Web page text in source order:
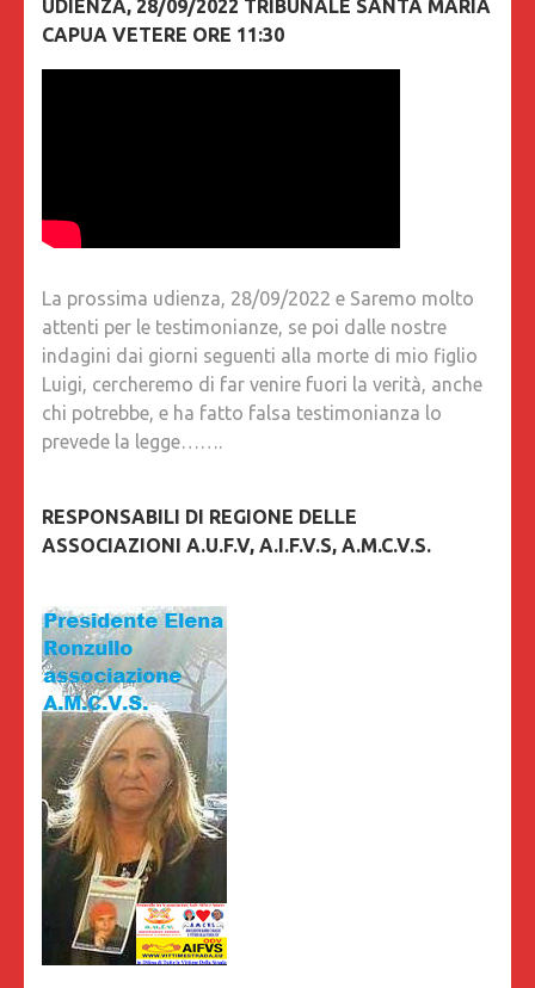
UDIENZA, 28/09/2022 TRIBUNALE SANTA MARIA
CAPUA VETERE ORE 11:30
La prossima udienza, 28/09/2022 e Saremo molto
attenti per le testimonianze, se poi dalle nostre
indagini dai giorni seguenti alla morte di mio figlio
Luigi, cercheremo di far venire fuori la verità, anche
chi potrebbe, e ha fatto falsa testimonianza lo
prevede la legge…….
RESPONSABILI DI REGIONE DELLE
ASSOCIAZIONI A.U.F.V, A.I.F.V.S, A.M.C.V.S.